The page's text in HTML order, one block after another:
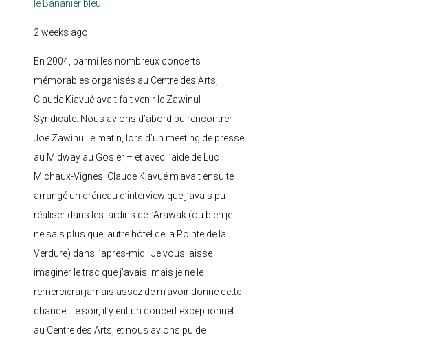
le Bananier bleu
2 weeks ago
En 2004, parmi les nombreux concerts
mémorables organisés au Centre des Arts,
Claude Kiavué avait fait venir le Zawinul
Syndicate. Nous avions d’abord pu rencontrer
Joe Zawinul le matin, lors d’un meeting de presse
au Midway au Gosier – et avec l’aide de Luc
Michaux-Vignes. Claude Kiavué m’avait ensuite
arrangé un créneau d’interview que j’avais pu
réaliser dans les jardins de l’Arawak (ou bien je
ne sais plus quel autre hôtel de la Pointe de la
Verdure) dans l’après-midi. Je vous laisse
imaginer le trac que j’avais, mais je ne le
remercierai jamais assez de m’avoir donné cette
chance. Le soir, il y eut un concert exceptionnel
au Centre des Arts, et nous avions pu de